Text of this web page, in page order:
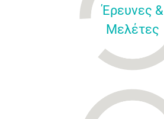
Έρευνες &
Μελέτες